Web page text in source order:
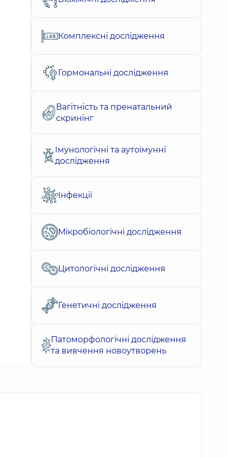
Комплексні дослідження
Гормональні дослідження
Вагітність та пренатальний
скринінг
Імунологічні та аутоімунні
дослідження
Інфекції
Мікробіологічні дослідження
Цитологічні дослідження
Генетичні дослідження
Патоморфологічні дослідження
та вивчення новоутворень